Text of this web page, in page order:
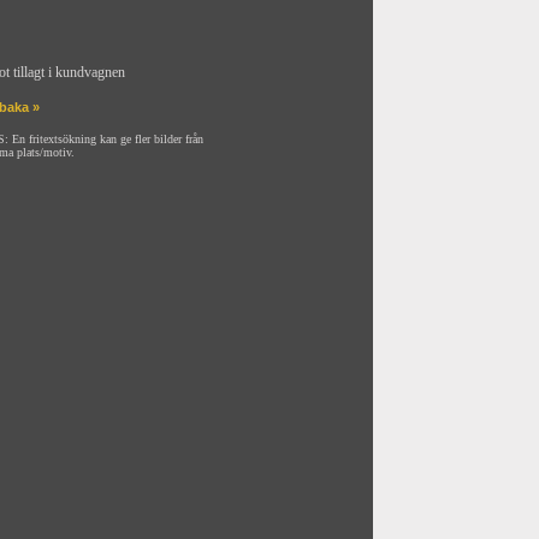
tillagt i kundvagnen
»
En fritextsökning kan ge fler bilder från
plats/motiv.